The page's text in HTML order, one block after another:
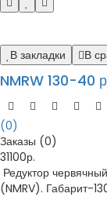
В закладки В
NMRW 130-40
(0)
Заказы (0)
31100р.
Редуктор
(NMRV). Габарит-